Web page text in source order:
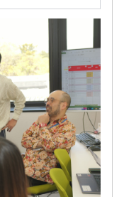
ーション開発や学
テム、オリジナルe
績を積み重ねてお
。
けます。
ちは応えます。